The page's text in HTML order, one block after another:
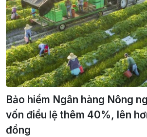
Bảo hiểm Ngân hàng Nông
vốn điều lệ thêm 40%, lên
đồng